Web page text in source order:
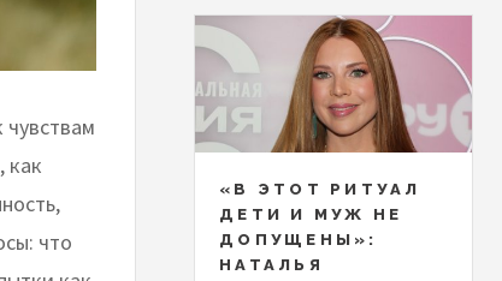
как
что
«В ЭТОТ РИТУАЛ
ДЕТИ И МУЖ НЕ
ДОПУЩЕНЫ»:
НАТАЛЬЯ